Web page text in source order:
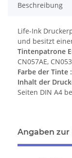
Beschreibung
Life-Ink
und besitzt
Tintenpatrone
CN057AE,
Farbe der Tinte :
Inhalt der
Seiten DIN A4
Angaben